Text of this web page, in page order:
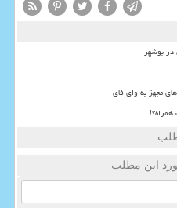
مجهز به وای فای
این مطلب